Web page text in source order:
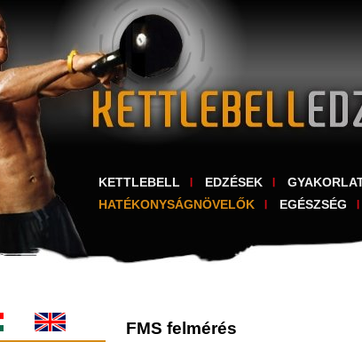
KETTLEBELL EDZÉSEK
HATÉKONYSÁGNÖVELŐK
EGÉSZSÉG
FMS felmérés